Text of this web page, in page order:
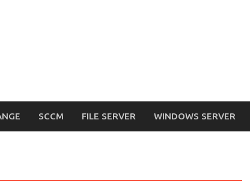
SCCM FILE SERVER WINDOWS SERVER